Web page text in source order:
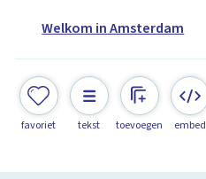
Welkom in Amsterdam
favoriet tekst toevoegen embed